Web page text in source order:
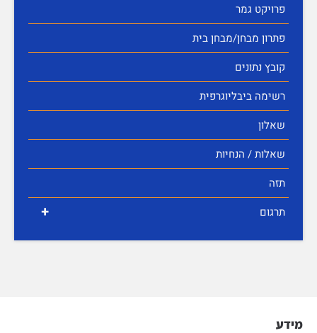
פרויקט גמר
פתרון מבחן/מבחן בית
קובץ נתונים
רשימה ביבליוגרפית
שאלון
שאלות / הנחיות
תזה
+ תרגום
מידע